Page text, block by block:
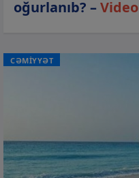
oğurlanıb? –Video
CƏMİYYƏT